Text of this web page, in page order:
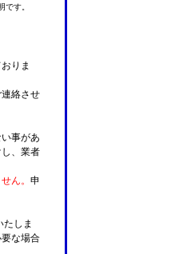
す。
りま
絡させ
事があ
、業者
ん。 申
しま
な場合